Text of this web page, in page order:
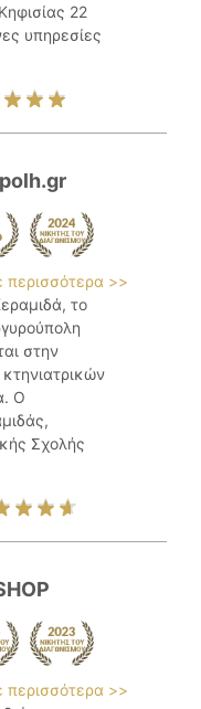
22
υπηρεσίες
περισσότερα >>
το
στην
Ο
Σχολής
περισσότερα >>